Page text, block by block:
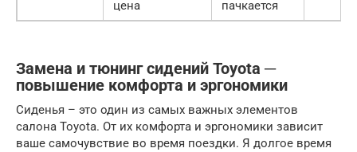
цена пачкается
Замена и тюнинг сидений Toyota ─
повышение комфорта и эргономики
Сиденья – это один из самых важных элементов
салона Toyota. От их комфорта и эргономики зависит
ваше самочувствие во время поездки. Я долгое время